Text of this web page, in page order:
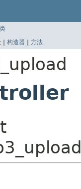
| 构造器 | 方法